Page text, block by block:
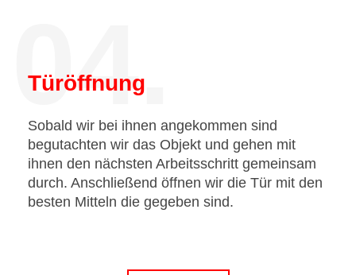
04.
Türöffnung
Sobald wir bei ihnen angekommen sind
begutachten wir das Objekt und gehen mit
ihnen den nächsten Arbeitsschritt gemeinsam
durch. Anschließend öffnen wir die Tür mit den
besten Mitteln die gegeben sind.